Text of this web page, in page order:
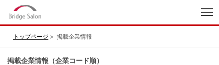
トップページ 掲載企業情報
掲載企業情報（企業コード順）